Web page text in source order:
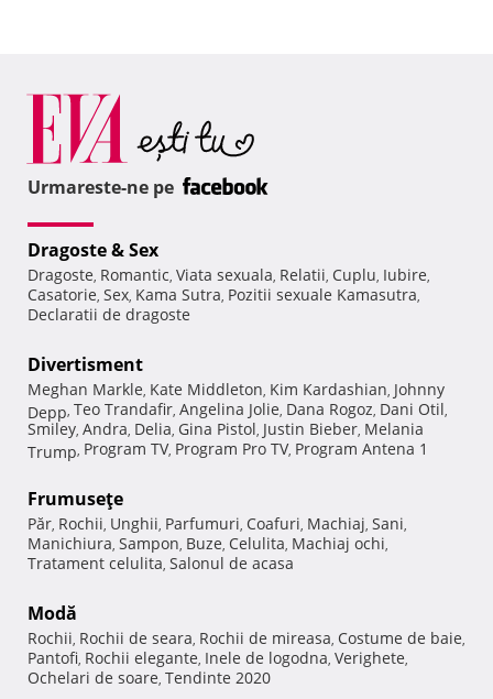
Urmareste-ne pe
Dragoste & Sex
Dragoste, Romantic, Viata sexuala, Relatii, Cuplu, Iubire,
Casatorie, Sex, Kama Sutra, Pozitii sexuale Kamasutra,
Declaratii de dragoste
Divertisment
Meghan Markle, Kate Middleton, Kim Kardashian, Johnny
Depp, Teo Trandafir, Angelina Jolie, Dana Rogoz, Dani Otil,
Smiley, Andra, Delia, Gina Pistol, Justin Bieber, Melania
Trump, Program TV, Program Pro TV, Program Antena 1
Frumuseţe
Păr, Rochii, Unghii, Parfumuri, Coafuri, Machiaj, Sani,
Manichiura, Sampon, Buze, Celulita, Machiaj ochi,
Tratament celulita, Salonul de acasa
Modă
Rochii, Rochii de seara, Rochii de mireasa, Costume de baie,
Pantofi, Rochii elegante, Inele de logodna, Verighete,
Ochelari de soare, Tendinte 2020